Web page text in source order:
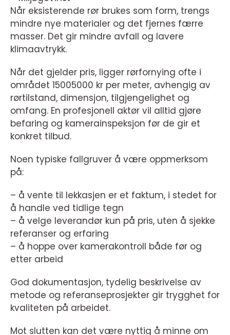
Når eksisterende rør brukes som form, trengs
mindre nye materialer og det fjernes færre
masser. Det gir mindre avfall og lavere
klimaavtrykk.
Når det gjelder pris, ligger rørfornying ofte i
området 15005000 kr per meter, avhengig av
rørtilstand, dimensjon, tilgjengelighet og
omfang. En profesjonell aktør vil alltid gjøre
befaring og kamerainspeksjon før de gir et
konkret tilbud.
Noen typiske fallgruver å være oppmerksom
på:
– å vente til lekkasjen er et faktum, i stedet for
å handle ved tidlige tegn
– å velge leverandør kun på pris, uten å sjekke
referanser og erfaring
– å hoppe over kamerakontroll både før og
etter arbeid
God dokumentasjon, tydelig beskrivelse av
metode og referanseprosjekter gir trygghet for
kvaliteten på arbeidet.
Mot slutten kan det være nyttig å minne om